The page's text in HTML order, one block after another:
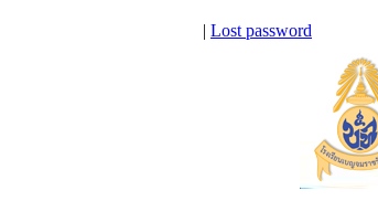
| Lost password